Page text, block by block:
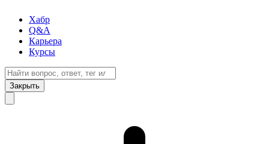
Хабр
Q&A
Карьера
Курсы
Закрыть